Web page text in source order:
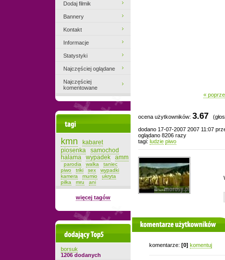
«
ocena użytkowników: 3.67
dodano 17-07-2007 2007 11:07
oglądano 8206 razy
tagi: ludzie piwo
komentarze użytkowników
komentarze: [0] komentuj
Dodaj filmik
Bannery
Kontakt
Informacje
Statystyki
Najczęściej oglądane
Najczęściej
komentowane
kmn
kabaret
piosenka
samochod
halama
wypadek amm
parodia walka
taniec
piwo
triki sex
wypadki
kamera
mumio
ukryta
pilka
mru ani
więcej tagów
Dodający top-5
borsuk
1206 dodanych